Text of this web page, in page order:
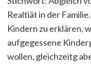
Realtiät in der
Kindern zu erklären,
aufgegessene
wollen, gleichzeitg